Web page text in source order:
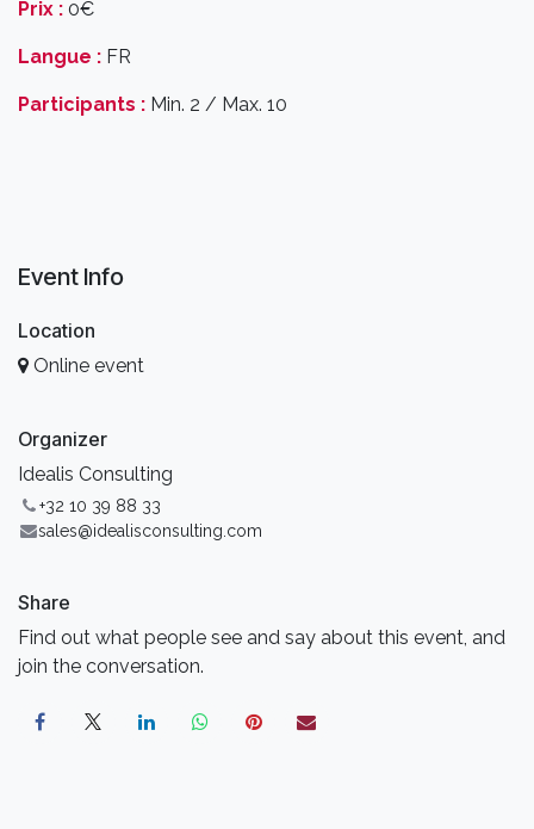
Prix : 0€
Langue : FR
Participants : Min. 2 / Max. 10
Event Info
Location
Online event
Organizer
Idealis Consulting
+32 10 39 88 33
sales@idealisconsulting.com
Share
Find out what people see and say about this event, and
join the conversation.